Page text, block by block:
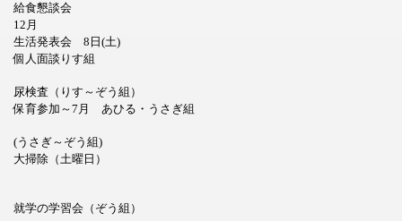
給食懇談会
12月
生活発表会 8日(土)
個人面談りす組
尿検査（りす～ぞう組）
保育参加～7月 あひる・うさぎ組
(うさぎ～ぞう組)
大掃除（土曜日）
就学の学習会（ぞう組）